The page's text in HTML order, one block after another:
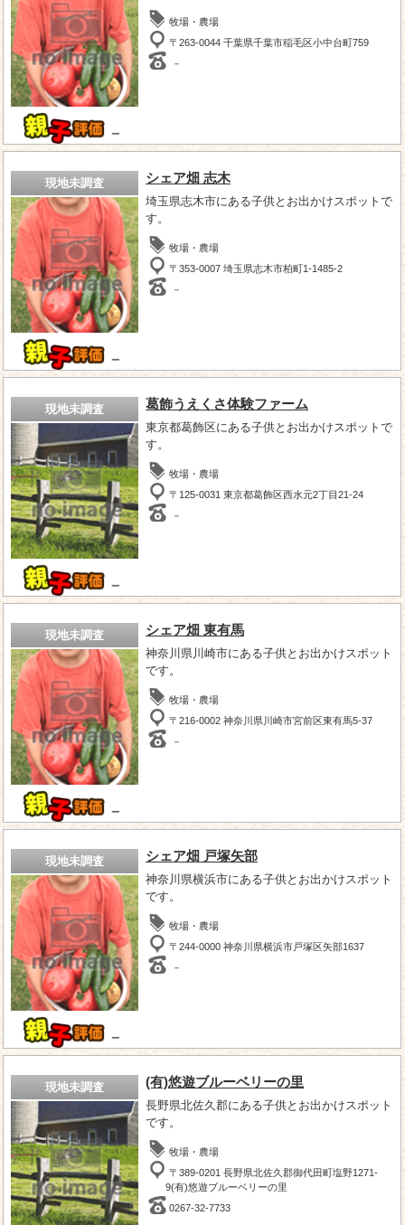
－
牧場・農場
〒263-0044 千葉県千葉市稲毛区小中台町759
－
現地未調査
－
シェア畑 志木
埼玉県志木市にある子供とお出かけスポットで
す。
牧場・農場
〒353-0007 埼玉県志木市柏町1-1485-2
－
現地未調査
－
葛飾うえくさ体験ファーム
東京都葛飾区にある子供とお出かけスポットで
す。
牧場・農場
〒125-0031 東京都葛飾区西水元2丁目21-24
－
現地未調査
－
シェア畑 東有馬
神奈川県川崎市にある子供とお出かけスポット
です。
牧場・農場
〒216-0002 神奈川県川崎市宮前区東有馬5-37
－
現地未調査
－
シェア畑 戸塚矢部
神奈川県横浜市にある子供とお出かけスポット
です。
牧場・農場
〒244-0000 神奈川県横浜市戸塚区矢部1637
－
現地未調査 (有)悠遊ブルーベリーの里
長野県北佐久郡にある子供とお出かけスポット
です。
牧場・農場
〒389-0201 長野県北佐久郡御代田町塩野1271-
9(有)悠遊ブルーベリーの里
0267-32-7733